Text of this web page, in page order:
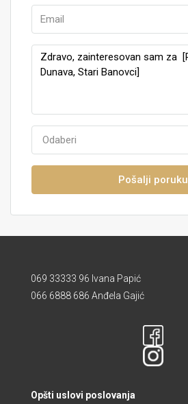
Odaberi
Pošalji poruku
069 33333 96 Ivana Papić
066 6888 686 Anđela Gajić
Opšti uslovi poslovanja